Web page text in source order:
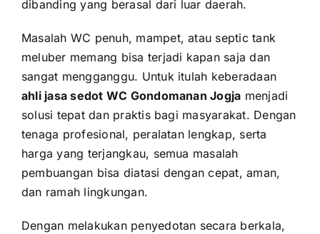
dibanding yang berasal dari luar daerah.
Masalah WC penuh, mampet, atau septic tank
meluber memang bisa terjadi kapan saja dan
sangat mengganggu. Untuk itulah keberadaan
ahli jasa sedot WC Gondomanan Jogja menjadi
solusi tepat dan praktis bagi masyarakat. Dengan
tenaga profesional, peralatan lengkap, serta
harga yang terjangkau, semua masalah
pembuangan bisa diatasi dengan cepat, aman,
dan ramah lingkungan.
Dengan melakukan penyedotan secara berkala,